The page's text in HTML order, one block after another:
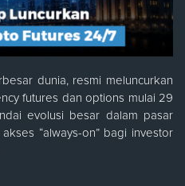
dunia, resmi meluncurkan
futures dan options mulai 29
evolusi besar dalam pasar
“always-on” bagi investor